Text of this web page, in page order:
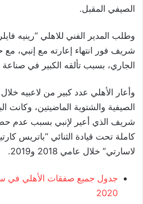
الصيفي المقبل.
وطلب المدير الفني للاهلي “رينيه فايلر
شريف فور انتهاء إعارته مع إنبي، مع
الجاري، بسبب تألقه الكبير في
وأعار الأهلي عدد كبير من لاعبيه خلال
الصيفية والشتوية الماضيتين، وكانت
شريف الذي أعير لإنبي بسبب عدم
كاملة تحت قيادة الثنائي “باتريس
لاسارتي” خلال عامي 2018 و2019
.
جدول جميع صفقات الأهلي في
2020